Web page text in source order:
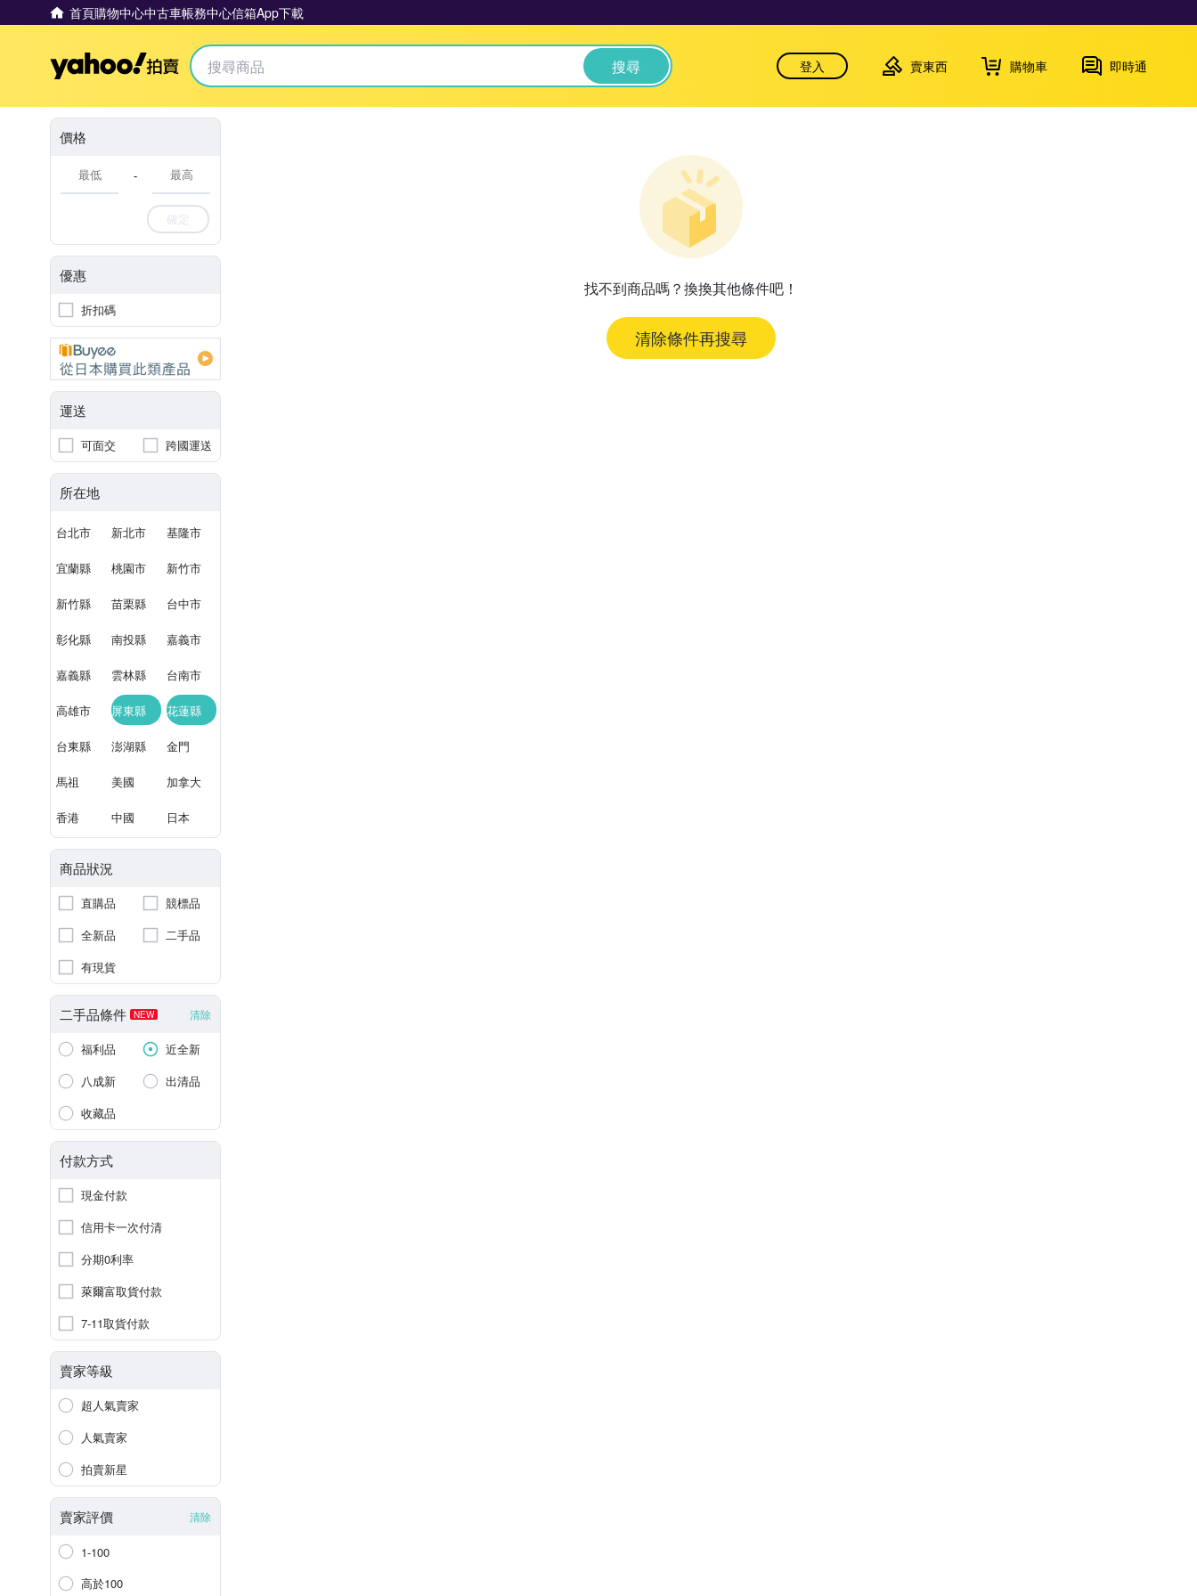
首頁購物中心中古車帳務中心信箱App下載
Yahoo拍賣 搜尋 登入 賣東西 購物車 即時通
價格
-
確定
優惠
折扣碼
運送
可面交 跨國運送
所在地
台北市 新北市 基隆市
宜蘭縣 桃園市 新竹市
新竹縣 苗栗縣 台中市
彰化縣 南投縣 嘉義市
嘉義縣 雲林縣 台南市
高雄市 屏東縣 花蓮縣
台東縣 澎湖縣 金門
馬祖 美國 加拿大
香港 中國 日本
商品狀況
直購品
競標品
全新品
二手品
有現貨
二手品條件 NEW 清除
福利品
近全新
八成新
出清品
收藏品
付款方式
現金付款
信用卡一次付清
分期0利率
萊爾富取貨付款
7-11取貨付款
賣家等級
超人氣賣家
人氣賣家
拍賣新星
賣家評價 清除
1-100
高於100
找不到商品嗎？換換其他條件吧！
清除條件再搜尋